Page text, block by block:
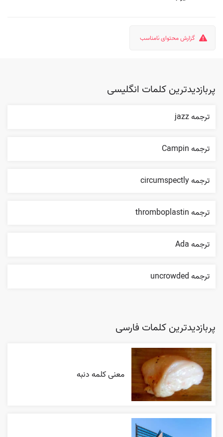
گزارش محتوای نامناسب
پربازدیدترین کلمات انگلیسی
ترجمه jazz
ترجمه Campin
ترجمه circumspectly
ترجمه thromboplastin
ترجمه Ada
ترجمه uncrowded
پربازدیدترین کلمات فارسی
معنی کلمه دنبه